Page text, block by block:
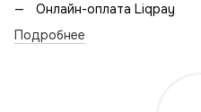
Онлайн-оплата Liqpay
Подробнее